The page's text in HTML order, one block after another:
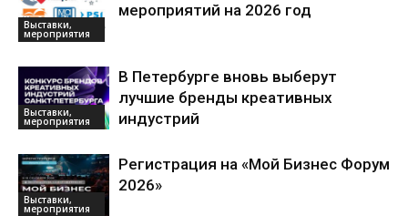
Выставки,
мероприятия
мероприятий на 2026 год
Выставки,
мероприятия
В Петербурге вновь выберут
лучшие бренды креативных
индустрий
Выставки,
мероприятия
Регистрация на «Мой Бизнес Форум
2026»